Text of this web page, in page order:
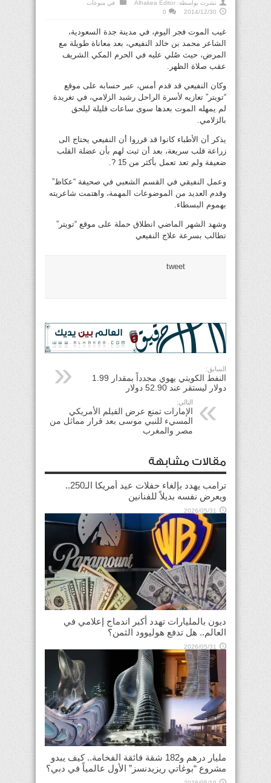
نشرت بواسطة: Alhakea Editor في منوعات
2014/12/30
0
غيب الموت فجر اليوم، في مدينة جدة السعودية،
الشاعر محمد بن خالد النفيعي، بعد معاناة طويلة مع
المرض، حيث صُلي عليه في الحرم المكي الشريف
عقب صلاة الظهر.
وكان النفيعي قد قدم أمس، عبر حسابه على موقع
“تويتر” تعازيه لأسرة الراحل رشيد الزلامي، في تغريدة
لم يمهله الموت بعدها سوى ساعات قليلة ليلحق
بالزلامي.
يذكر أن الأطباء كانوا قد قرروا أن النفيعي يحتاج الى
زراعة قلب سريعة، بعد أن ثبت لهم بأن عضلة القلب
ضعيفة ولم تعد تعمل بأكثر من 15 ?.
وعمل النفيقي في القسم الشعبي في صحيفة “عكاظ”
وقدم العديد من الموضوعات المهمة، واهتمت شاعريته
بهموم البسطاء.
وشهد الشهر الماضي انطلاق حملة على موقع “تويتر”
تطالب بسرعة علاج النفيعي
tweet
السابق:
النفط الكويتي يهوي مجدداً بمقدار 1.99
دولار ليستقر عند 52.90 دولار
التالي:
الإمارات تمنع عرض الفيلم الأمريكي
المسيء للنبي موسى بعد قرار مماثل من
مصر والمغرب
مقالات مشابهة
ترامب يهدد بإلغاء حفلات عيد أمريكا الـ250..
ويعرض نفسه بديلاً للفنانين
2026/05/31
ديون بالمليارات تهدد أكبر اندماج إعلامي في
العالم.. هل تدفع هوليوود الثمن؟
2026/05/31
مليار درهم و182 شقة فائقة الفخامة.. كيف يبدو
مشروع “بوغاتي ريزيدنسز” الأول عالمياً في دبي؟